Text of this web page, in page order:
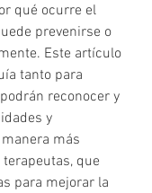
qué ocurre el
prevenirse o
Este artículo
tanto para
reconocer y
y
más
que
para mejorar la